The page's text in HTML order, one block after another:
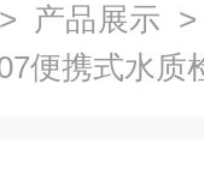
> 产品展示
便携式水质